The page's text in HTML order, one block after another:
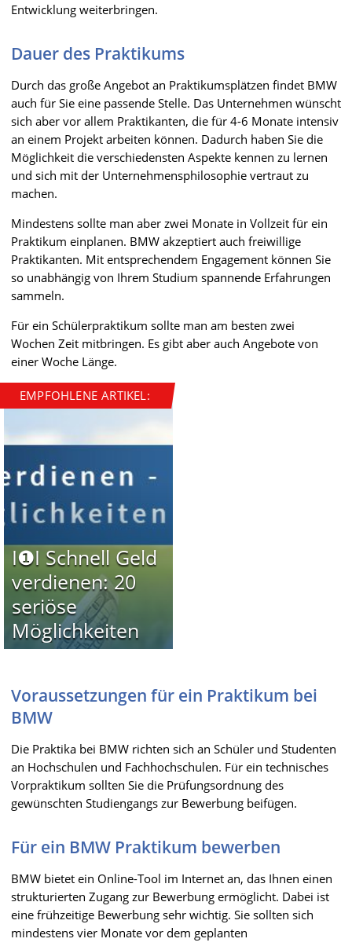
Entwicklung weiterbringen.
Dauer des Praktikums
Durch das große Angebot an Praktikumsplätzen findet BMW
auch für Sie eine passende Stelle. Das Unternehmen wünscht
sich aber vor allem Praktikanten, die für 4-6 Monate intensiv
an einem Projekt arbeiten können. Dadurch haben Sie die
Möglichkeit die verschiedensten Aspekte kennen zu lernen
und sich mit der Unternehmensphilosophie vertraut zu
machen.
Mindestens sollte man aber zwei Monate in Vollzeit für ein
Praktikum einplanen. BMW akzeptiert auch freiwillige
Praktikanten. Mit entsprechendem Engagement können Sie
so unabhängig von Ihrem Studium spannende Erfahrungen
sammeln.
Für ein Schülerpraktikum sollte man am besten zwei
Wochen Zeit mitbringen. Es gibt aber auch Angebote von
einer Woche Länge.
EMPFOHLENE ARTIKEL:
I❶I Schnell Geld
verdienen: 20
seriöse
Möglichkeiten
Voraussetzungen für ein Praktikum bei
BMW
Die Praktika bei BMW richten sich an Schüler und Studenten
an Hochschulen und Fachhochschulen. Für ein technisches
Vorpraktikum sollten Sie die Prüfungsordnung des
gewünschten Studiengangs zur Bewerbung beifügen.
Für ein BMW Praktikum bewerben
BMW bietet ein Online-Tool im Internet an, das Ihnen einen
strukturierten Zugang zur Bewerbung ermöglicht. Dabei ist
eine frühzeitige Bewerbung sehr wichtig. Sie sollten sich
mindestens vier Monate vor dem geplanten